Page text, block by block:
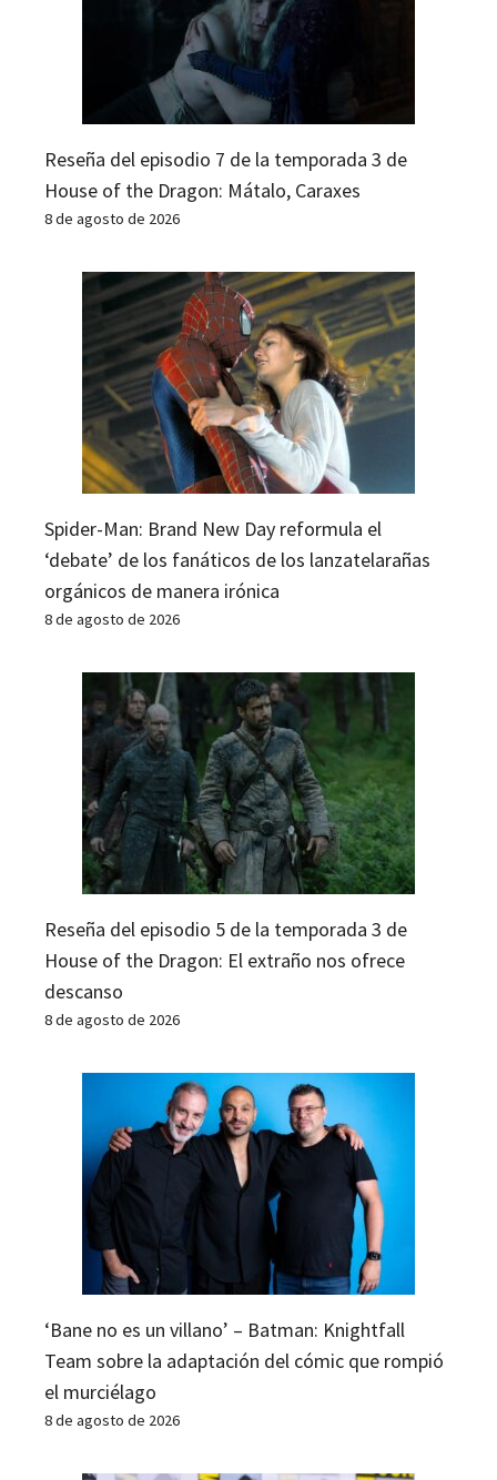
Reseña del episodio 7 de la temporada 3 de
House of the Dragon: Mátalo, Caraxes
8 de agosto de 2026
Spider-Man: Brand New Day reformula el
‘debate’ de los fanáticos de los lanzatelarañas
orgánicos de manera irónica
8 de agosto de 2026
Reseña del episodio 5 de la temporada 3 de
House of the Dragon: El extraño nos ofrece
descanso
8 de agosto de 2026
‘Bane no es un villano’ – Batman: Knightfall
Team sobre la adaptación del cómic que rompió
el murciélago
8 de agosto de 2026